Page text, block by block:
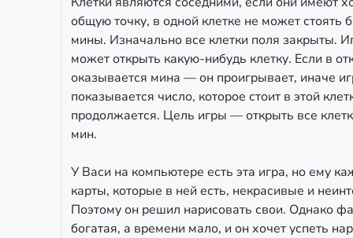
общую точку, в одной клетке не может стоять
мины. Изначально все клетки поля закрыты.
может открыть какую-нибудь клетку. Если в
оказывается мина — он проигрывает, иначе
показывается число, которое стоит в этой
продолжается. Цель игры — открыть все
мин.
У Васи на компьютере есть эта игра, но ему
карты, которые в ней есть, некрасивые и
Поэтому он решил нарисовать свои. Однако
богатая, а времени мало, и он хочет успеть